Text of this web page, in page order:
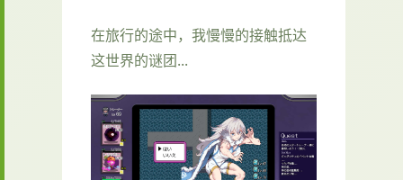
在旅行的途中，我慢慢的接触抵达
这世界的谜团...